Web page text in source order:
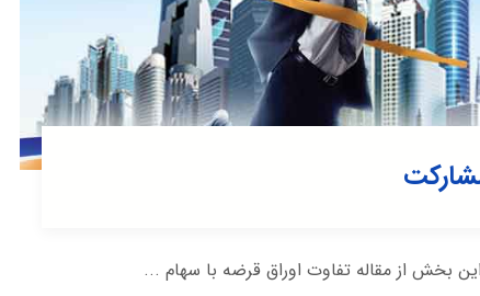
بخش از مقاله تفاوت اوراق قرضه با سهام ...